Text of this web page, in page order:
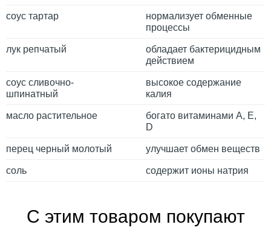
соус тартар
нормализует обменные
процессы
лук репчатый
обладает бактерицидным
действием
соус сливочно-
шпинатный
высокое содержание
калия
масло растительное
богато витаминами A, E,
D
перец черный молотый улучшает обмен веществ
соль содержит ионы натрия
С этим товаром покупают